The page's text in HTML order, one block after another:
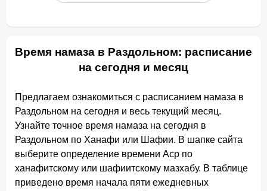
Время намаза в Раздольном: расписание
на сегодня и месяц
Предлагаем ознакомиться с расписанием намаза в
Раздольном на сегодня и весь текущий месяц.
Узнайте точное время намаза на сегодня в
Раздольном по Ханафи или Шафии. В шапке сайта
выберите определение времени Аср по
ханафитскому или шафиитскому мазхабу. В таблице
приведено время начала пяти ежедневных